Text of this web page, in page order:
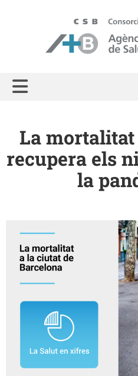
ASPB - Agència de
La
recupera els
la